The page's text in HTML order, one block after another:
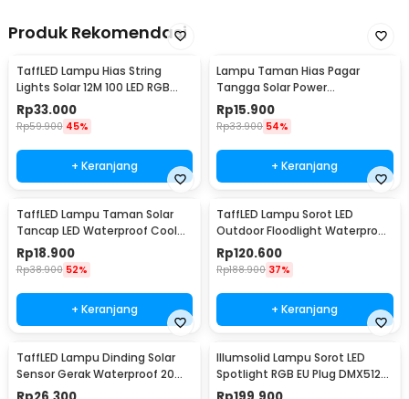
Produk Rekomendasi
TaffLED Lampu Hias String
Lights Solar 12M 100 LED RGB
Waterproof - YY-3210
Rp33.000
Rp59.900 45%
+ Keranjang
Lampu Taman Hias Pagar
Tangga Solar Power
Waterproof Cool White - HBT-
1501
Rp15.900
Rp33.900 54%
+ Keranjang
TaffLED Lampu Taman Solar
Tancap LED Waterproof Cool
White 6000K - YF-922
Rp18.900
Rp38.900 52%
+ Keranjang
TaffLED Lampu Sorot LED
Outdoor Floodlight Waterproof
Cool White 30W - W804
Rp120.600
Rp188.900 37%
+ Keranjang
TaffLED Lampu Dinding Solar
Sensor Gerak Waterproof 20
LED Cool White - L20
Illumsolid Lampu Sorot LED
Spotlight RGB EU Plug DMX512
240V 30W - YS-P01